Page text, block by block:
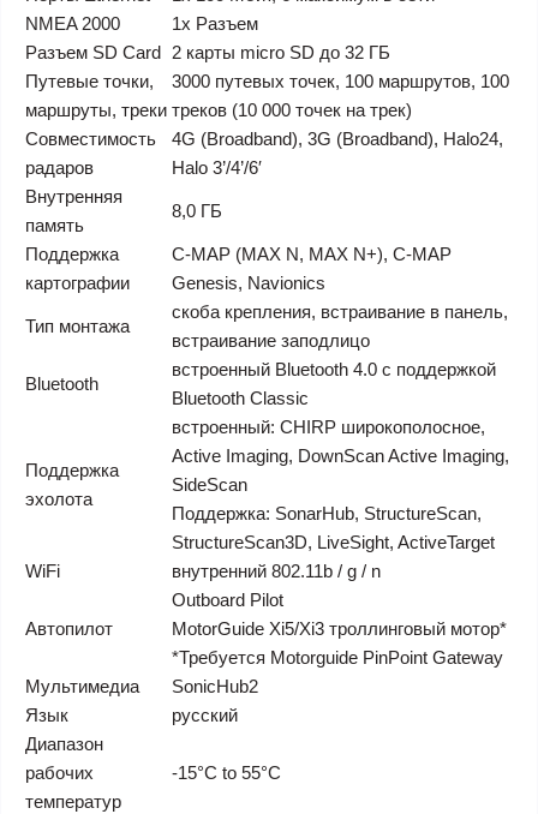
NMEA 2000
1x Разъем
Разъем SD Card 2 карты micro SD до 32 ГБ
Путевые точки,
маршруты, треки
3000 путевых точек, 100 маршрутов, 100
треков (10 000 точек на трек)
Совместимость
радаров
4G (Broadband), 3G (Broadband), Halo24,
Halo 3’/4’/6′
Внутренняя
память
8,0 ГБ
Поддержка
картографии
C-MAP (MAX N, MAX N+), C-MAP
Genesis, Navionics
Тип монтажа
скоба крепления, встраивание в панель,
встраивание заподлицо
Bluetooth
встроенный Bluetooth 4.0 с поддержкой
Bluetooth Classic
Поддержка
эхолота
встроенный: CHIRP широкополосное,
Active Imaging, DownScan Active Imaging,
SideScan
Поддержка: SonarHub, StructureScan,
StructureScan3D, LiveSight, ActiveTarget
WiFi
внутренний 802.11b / g / n
Автопилот
Outboard Pilot
MotorGuide Xi5/Xi3 троллинговый мотор*
*Требуется Motorguide PinPoint Gateway
Мультимедиа
SonicHub2
Язык
русский
Диапазон
рабочих
температур
-15°C to 55°C